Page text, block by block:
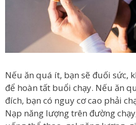
Nếu ăn quá ít, bạn sẽ đuối sức,
để hoàn tất buổi chạy. Nếu ăn
đích, bạn có nguy cơ cao phải
Nạp năng lượng trên đường